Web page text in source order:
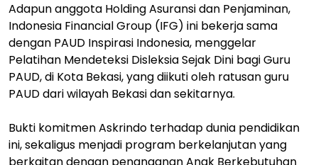
Adapun anggota Holding Asuransi dan Penjaminan,
Indonesia Financial Group (IFG) ini bekerja sama
dengan PAUD Inspirasi Indonesia, menggelar
Pelatihan Mendeteksi Disleksia Sejak Dini bagi Guru
PAUD, di Kota Bekasi, yang diikuti oleh ratusan guru
PAUD dari wilayah Bekasi dan sekitarnya.
Bukti komitmen Askrindo terhadap dunia pendidikan
ini, sekaligus menjadi program berkelanjutan yang